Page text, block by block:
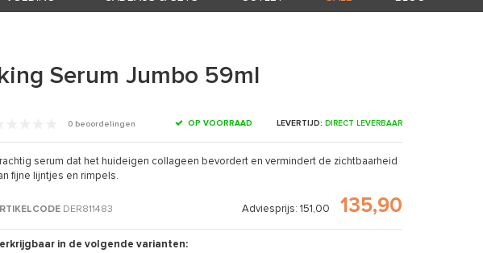
Serum Jumbo 59ml
0 beoordelingen OP VOORRAAD LEVERTIJD: DIRECT LEVERBAAR
serum dat het huideigen collageen bevordert en vermindert de zichtbaarheid
fijne lijntjes en rimpels.
DER811483 Adviesprijs: 151,00 135,90
in de volgende varianten: